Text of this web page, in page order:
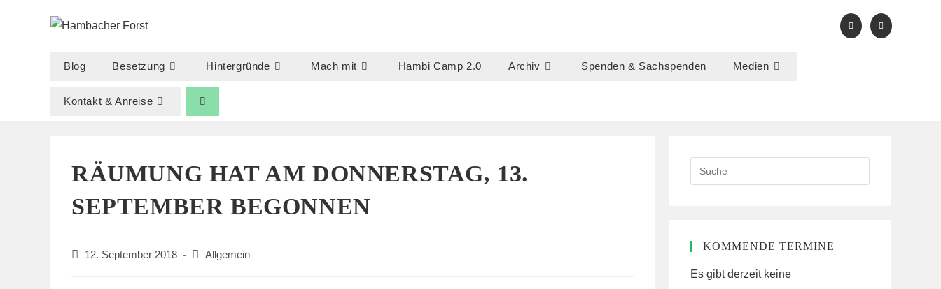
Blog Besetzung Hintergründe Mach mit Hambi Camp 2.0 Archiv Spenden & Sachspenden Medien
Kontakt & Anreise
RÄUMUNG HAT AM DONNERSTAG, 13.
SEPTEMBER BEGONNEN
Beitrag12. September 2018
Beitrags-
Allgemein
this
KOMMENDE TERMINE
Es gibt derzeit keine